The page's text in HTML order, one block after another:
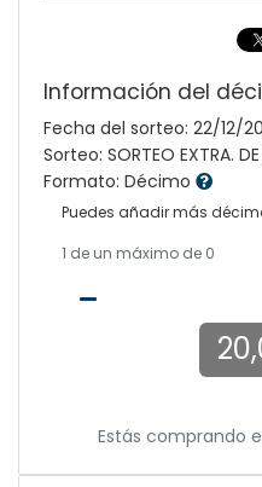
Información del
Fecha del sorteo: 22/12/
Sorteo: SORTEO EXTRA.
Formato: Décimo
Puedes añadir más
1 de un máximo de 0
Estás comprando